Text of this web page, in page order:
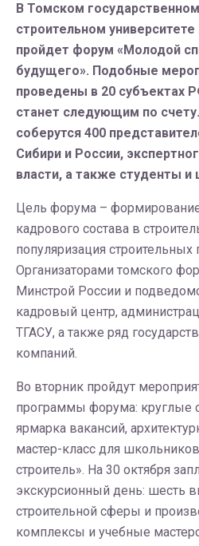
В Томском
строительном университете
пройдет форум «Молодой
будущего». Подобные
проведены в 20 субъектах
станет следующим по
соберутся 400
Сибири и России,
власти, а также студенты и
Цель форума –
кадрового состава в
популяризация строительных
Организаторами томского
Минстрой России и
кадровый центр,
ТГАСУ, а также ряд
компаний.
Во вторник пройдут
программы форума: круглые
ярмарка вакансий,
мастер-класс для
строитель». На 30 октября
экскурсионный день: шесть
строительной сферы и
комплексы и учебные